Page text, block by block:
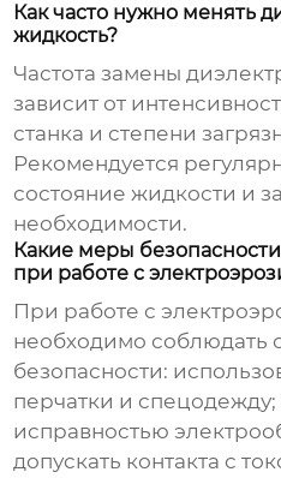
Как часто нужно менять
жидкость?
Частота замены
зависит от
станка и степени
Рекомендуется
состояние жидкости и
необходимости.
Какие меры
при работе с
При работе с
необходимо
безопасности:
перчатки и спецодежду;
исправностью
допускать контакта с